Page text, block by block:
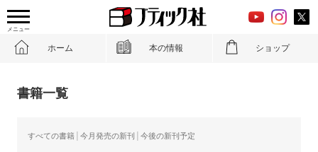
メニュー
ホーム 本の情報 ショップ
書籍一覧
すべての書籍 今月発売の新刊 今後の新刊予定